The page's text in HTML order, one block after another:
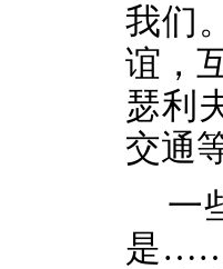
我们
谊，
瑟利
交通
一
是……